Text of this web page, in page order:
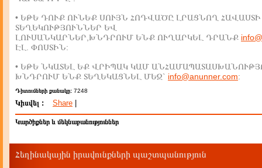
• ԵԹԵ ԴՈՒՔ ՈՒՆԵՔ ՍՈՒՅՆ ՀՈԴՎԱԾԸ ԼՐԱՑՆՈՂ ՀԱՎԱՍՏԻ
ՏԵՂԵԿՈՒԹՅՈՒՆՆԵՐ ԵՎ
ԼՈՒՍԱՆԿԱՐՆԵՐ,ԽՆԴՐՈՒՄ ԵՆՔ ՈՒՂԱՐԿԵԼ ԴՐԱՆՔ
ԷԼ. ՓՈՍՏԻՆ:
• ԵԹԵ ՆԿԱՏԵԼ ԵՔ ՎՐԻՊԱԿ ԿԱՄ
ԽՆԴՐՈՒՄ ԵՆՔ ՏԵՂԵԿԱՑՆԵԼ ՄԵԶ` info@anunner.com:
Դիտումների քանակը: 7248
Կիսվել : Share
Կարծիքներ և մեկնաբանություններ
Հեղինակային իրավունքների պաշտպանություն